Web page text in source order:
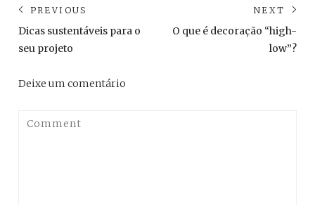
Navegação
de
Post
PREVIOUS
Previous
Dicas sustentáveis para o
seu projeto
NEXT
O que é decoração “high-
low”?
Deixe um comentário